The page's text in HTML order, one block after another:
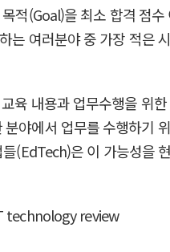
적(Goal)을 최소 합격 점
는 여러분야 중 가장 적은
육 내용과 업무수행을 위
야에서 업무를 수행하기
(EdTech)은 이 가능성을
technology review